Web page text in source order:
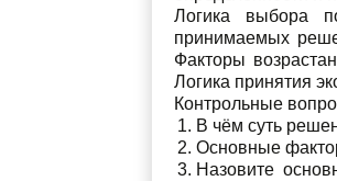
Логика выбора
принимаемых
Факторы
Логика принятия
Контрольные
В чём суть
Основные
Назовите